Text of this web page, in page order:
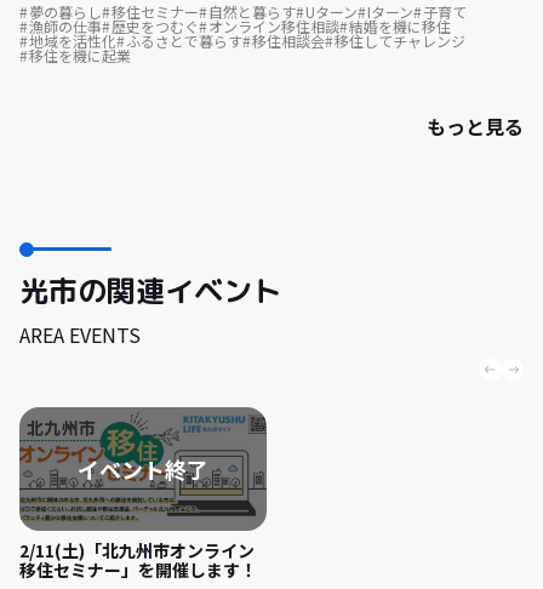
夢の暮らし 移住セミナー 自然と暮らす Uターン Iターン 子育て
漁師の仕事 歴史をつむぐ オンライン移住相談 結婚を機に移住
地域を活性化 ふるさとで暮らす 移住相談会 移住してチャレンジ
移住を機に起業
もっと見る
光市の関連イベント
AREA EVENTS
2/11(土)「北九州市オンライン
移住セミナー」を開催します！